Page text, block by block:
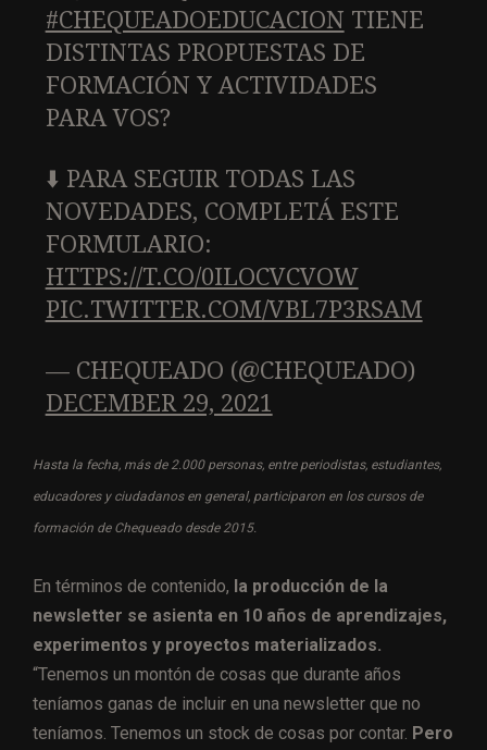
#CHEQUEADOEDUCACION TIENE
DISTINTAS PROPUESTAS DE
FORMACIÓN Y ACTIVIDADES
PARA VOS?
⬇️ PARA SEGUIR TODAS LAS
NOVEDADES, COMPLETÁ ESTE
FORMULARIO:
HTTPS://T.CO/0ILOCVCVOW
PIC.TWITTER.COM/VBL7P3RSAM
— CHEQUEADO (@CHEQUEADO)
DECEMBER 29, 2021
Hasta la fecha, más de 2.000 personas, entre periodistas, estudiantes,
educadores y ciudadanos en general, participaron en los cursos de
formación de Chequeado desde 2015.
En términos de contenido, la producción de la
newsletter se asienta en 10 años de aprendizajes,
experimentos y proyectos materializados.
“Tenemos un montón de cosas que durante años
teníamos ganas de incluir en una newsletter que no
teníamos. Tenemos un stock de cosas por contar. Pero